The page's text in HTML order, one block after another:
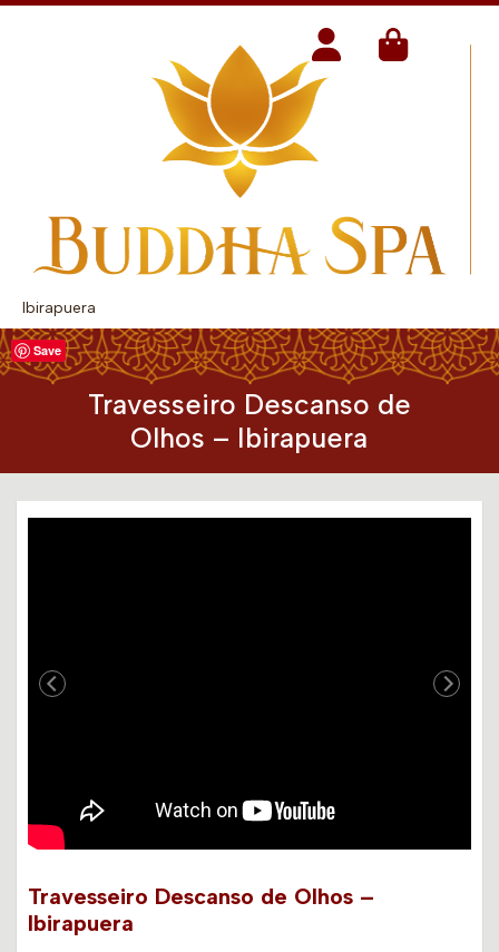
Ibirapuera
Travesseiro Descanso de
Olhos – Ibirapuera
Save
Travesseiro Descanso de Olhos –
Ibirapuera